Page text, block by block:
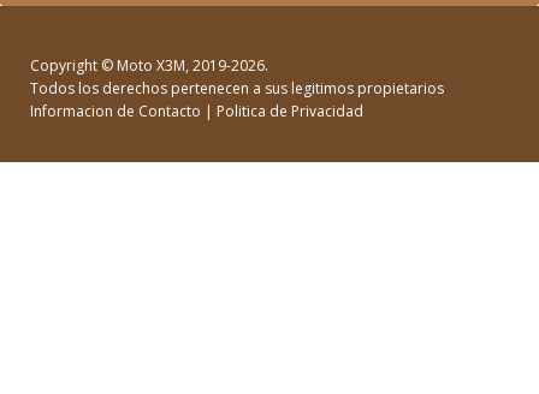
Copyright © Moto X3M, 2019-2026.
Todos los derechos pertenecen a sus legitimos propietarios
Informacion de Contacto | Politica de Privacidad